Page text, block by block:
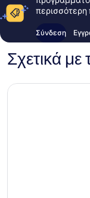
περισσότερη
Σύνδεση
Σχετικά με